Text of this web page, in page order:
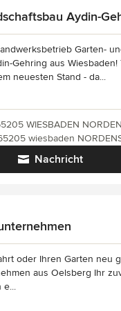
Aydin-
Garten-
Gehring aus Wiesbaden!
neuesten Stand - da...
Nachricht
WIESBADEN
wiesbaden
oder Ihren Garten neu
aus Oelsberg Ihr
e...